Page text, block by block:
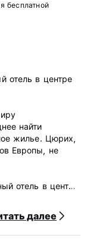
бесплатной
отель в центре
найти
жилье. Цюрих,
Европы, не
отель в центре
Green
для отдыха в
далее